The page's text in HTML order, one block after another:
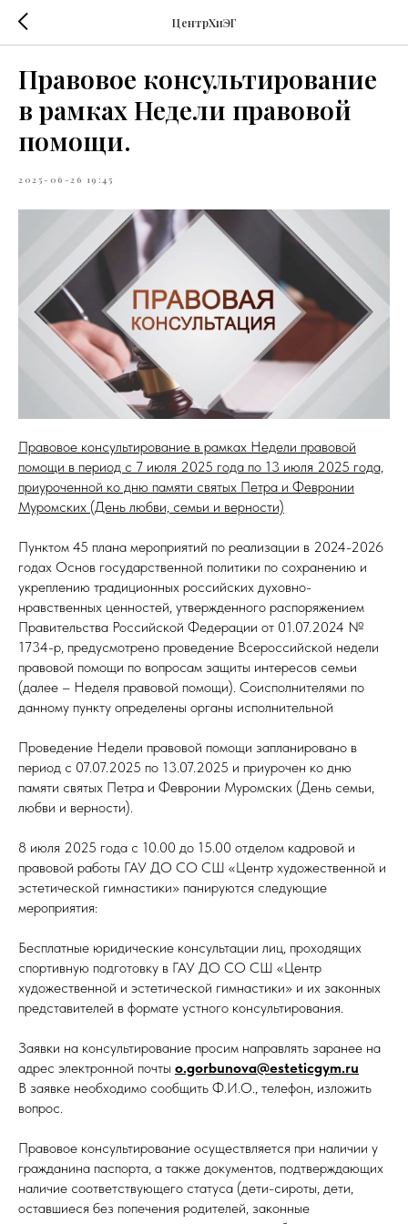
ЦентрХиЭГ
Правовое консультирование
в рамках Недели правовой
помощи.
2025-06-26 19:45
Правовое консультирование в рамках Недели правовой
помощи в период с 7 июля 2025 года по 13 июля 2025 года,
приуроченной ко дню памяти святых Петра и Февронии
Муромских (День любви, семьи и верности)
Пунктом 45 плана мероприятий по реализации в 2024-2026
годах Основ государственной политики по сохранению и
укреплению традиционных российских духовно-
нравственных ценностей, утвержденного распоряжением
Правительства Российской Федерации от 01.07.2024 №
1734-р, предусмотрено проведение Всероссийской недели
правовой помощи по вопросам защиты интересов семьи
(далее – Неделя правовой помощи). Соисполнителями по
данному пункту определены органы исполнительной
Проведение Недели правовой помощи запланировано в
период с 07.07.2025 по 13.07.2025 и приурочен ко дню
памяти святых Петра и Февронии Муромских (День семьи,
любви и верности).
8 июля 2025 года с 10.00 до 15.00 отделом кадровой и
правовой работы ГАУ ДО СО СШ «Центр художественной и
эстетической гимнастики» панируются следующие
мероприятия:
Бесплатные юридические консультации лиц, проходящих
спортивную подготовку в ГАУ ДО СО СШ «Центр
художественной и эстетической гимнастики» и их законных
представителей в формате устного консультирования.
Заявки на консультирование просим направлять заранее на
адрес электронной почты o.gorbunova@esteticgym.ru
В заявке необходимо сообщить Ф.И.О., телефон, изложить
вопрос.
Правовое консультирование осуществляется при наличии у
гражданина паспорта, а также документов, подтверждающих
наличие соответствующего статуса (дети-сироты, дети,
оставшиеся без попечения родителей, законные